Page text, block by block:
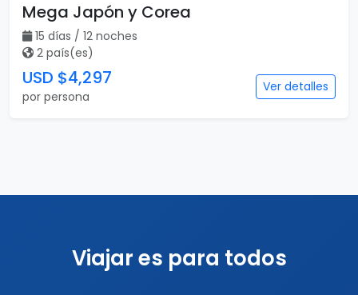
Mega Japón y Corea
15 días / 12 noches
2 país(es)
USD $4,297
por persona
Ver detalles
Viajar es para todos